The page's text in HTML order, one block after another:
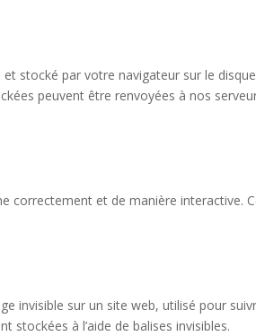
stocké par votre navigateur sur le
peuvent être renvoyées à nos
correctement et de manière interactive.
invisible sur un site web, utilisé pour
stockées à l’aide de balises invisibles.